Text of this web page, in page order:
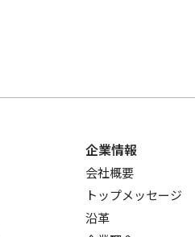
企業情報
会社概要
トップメッセージ
沿革